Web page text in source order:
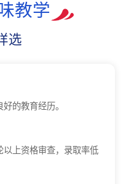
教学
选
的教育经历。
以上资格审查，录取率低